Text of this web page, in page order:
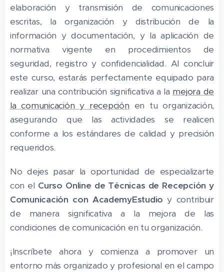
elaboración y transmisión de comunicaciones
escritas, la organización y distribución de la
información y documentación, y la aplicación de
normativa vigente en procedimientos de
seguridad, registro y confidencialidad. Al concluir
este curso, estarás perfectamente equipado para
realizar una contribución significativa a la mejora de
la comunicación y recepción en tu organización,
asegurando que las actividades se realicen
conforme a los estándares de calidad y precisión
requeridos.
No dejes pasar la oportunidad de especializarte
con el Curso Online de Técnicas de Recepción y
Comunicación con AcademyEstudio y contribuir
de manera significativa a la mejora de las
condiciones de comunicación en tu organización.
¡Inscríbete ahora y comienza a promover un
entorno más organizado y profesional en el campo